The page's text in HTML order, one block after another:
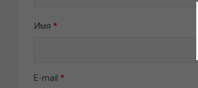
Имя *
E-mail *